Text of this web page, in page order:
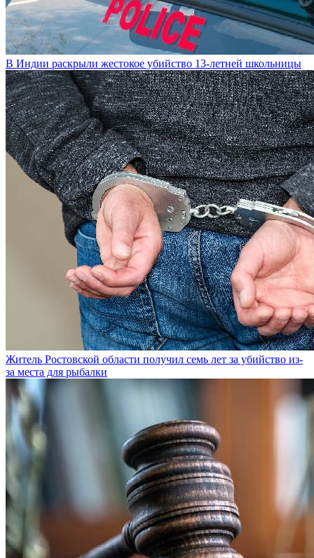
В Индии раскрыли жестокое убийство 13-летней школьницы
Житель Ростовской области получил семь лет за убийство из-
за места для рыбалки